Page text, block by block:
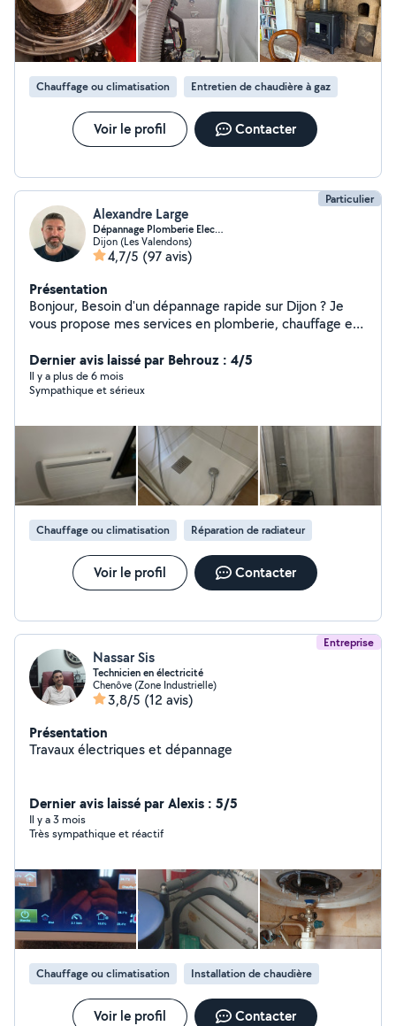
remplacement de VMC, ainsi que l'entretien de vos
systèmes de chauffage.Ramonage de cheminées (gaz,
fioul, bois). Dépannage sur tout type d'installation. Devis
gratuit Déplacement offert Disponible tous les jours,
n'hésitez pas à me contacter. Je reste à votre
disposition et vous souhaite une excellente journée.
Chauffage ou climatisation Entretien de chaudière à gaz
Voir le profil Contacter
Particulier
Alexandre Large
Dépannage Plomberie Elec…
Dijon (Les Valendons)
4,7/5 (97 avis)
Présentation
Bonjour, Besoin d'un dépannage rapide sur Dijon ? Je
vous propose mes services en plomberie, chauffage et
Dépannage rapide : Fuite d'eau / problème de
plomberie Panne électrique / disjoncteur / prises
Chauffage en panne / radiateur / Mes engagements :
propre et efficace Conseils professionnels Tarifs clairs
Professionnel en portage salarial : Facture fournie
Assurance professionnelle Prestation déclarée Zone :
Dijon et alentours Disponible immédiatement
contactez-moi pour un devis rapide !
Dernier avis laissé par Behrouz : 4/5
Il y a plus de 6 mois
Sympathique et sérieux
Chauffage ou climatisation Réparation de radiateur
Voir le profil Contacter
Entreprise
Nassar Sis
Technicien en électricité
Chenôve (Zone Industrielle)
3,8/5 (12 avis)
Présentation
Travaux électriques et dépannage
Dernier avis laissé par Alexis : 5/5
Il y a 3 mois
Très sympathique et réactif
Chauffage ou climatisation Installation de chaudière
Voir le profil Contacter